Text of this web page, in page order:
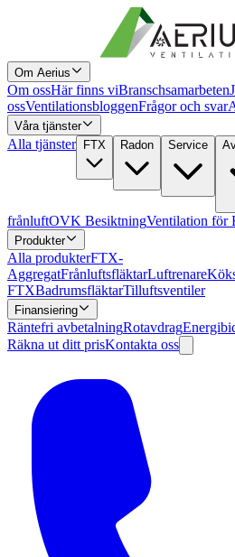
Om Aerius
Om ossHär finns viBranschsamarbeten
ossVentilationsbloggenFrågor och svar
Våra tjänster
Alla tjänster FTX Radon Service
frånluftOVK BesiktningVentilation för
Produkter
Alla produkterFTX-
AggregatFrånluftsfläktarLuftrenare
FTXBadrumsfläktarTilluftsventiler
Finansiering
Räntefri avbetalningRotavdrag
Räkna ut ditt prisKontakta oss